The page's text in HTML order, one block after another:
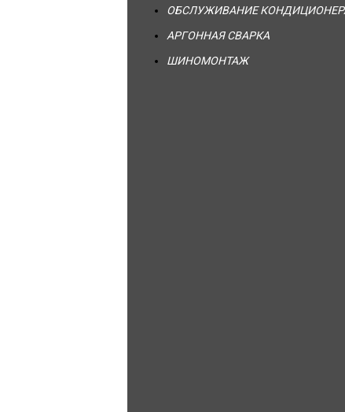
ОБСЛУЖИВАНИЕ
АРГОННАЯ СВАРКА
ШИНОМОНТАЖ